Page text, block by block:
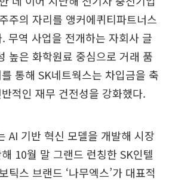
주의 자리를 앵커에퀴티파트너스
무역 사업을 전개하는 자회사 글
높은 화학원료 중심으로 거래 품
통해 SK네트웍스는 차입금을 축
적인 재무 건전성을 강화했다.
AI 기반 혁신 모델을 개발해 시장
10월 말 그랜드 런칭한 SK인텔
틱스 브랜드 ‘나무엑스’가 대표적